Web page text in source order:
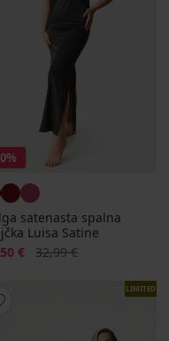
satenasta spalna
Luisa Satine
€ Prvotna cena
32,99 €
LIMITED